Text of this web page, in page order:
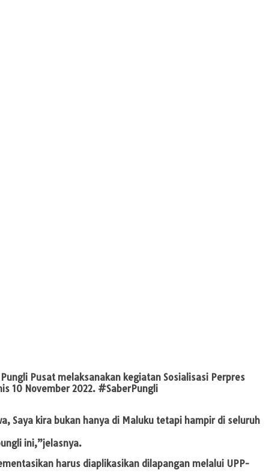
Pusat melaksanakan kegiatan Sosialisasi Perpres
10 November 2022. #SaberPungli
Saya kira bukan hanya di Maluku tetapi hampir di seluruh
ini,”jelasnya.
harus diaplikasikan dilapangan melalui UPP-